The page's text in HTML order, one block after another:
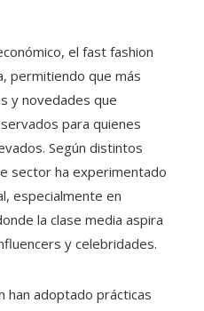
el fast fashion
permitiendo que más
y novedades que
para quienes
Según distintos
sector ha experimentado
especialmente en
la clase media aspira
y celebridades.
han adoptado prácticas